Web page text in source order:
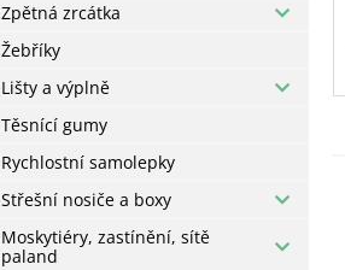
Zpětná zrcátka
Žebříky
Lišty a výplně
Těsnící gumy
Rychlostní samolepky
Střešní nosiče a boxy
Moskytiéry, zastínění, sítě
paland